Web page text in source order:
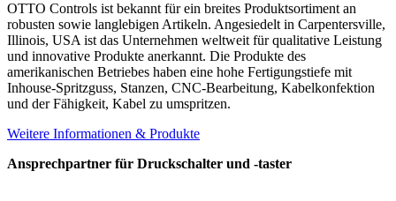
OTTO Controls ist bekannt für ein breites Produktsortiment an
robusten sowie langlebigen Artikeln. Angesiedelt in Carpentersville,
Illinois, USA ist das Unternehmen weltweit für qualitative Leistung
und innovative Produkte anerkannt. Die Produkte des
amerikanischen Betriebes haben eine hohe Fertigungstiefe mit
Inhouse-Spritzguss, Stanzen, CNC-Bearbeitung, Kabelkonfektion
und der Fähigkeit, Kabel zu umspritzen.
Weitere Informationen & Produkte
Ansprechpartner für Druckschalter und -taster